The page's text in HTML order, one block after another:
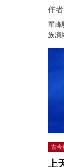
作者:
單峰
族演
古今
上